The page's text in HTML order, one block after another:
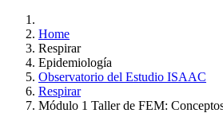
Home
Respirar
Epidemiología
Observatorio del Estudio ISAAC
Respirar
Módulo 1 Taller de FEM: